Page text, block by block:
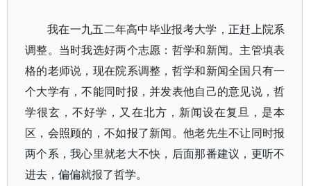
我在一九五二年高中毕业报考大学，正赶上院系
调整。当时我选好两个志愿：哲学和新闻。主管填表
格的老师说，现在院系调整，哲学和新闻全国只有一
个大学有，不能同时报，并发表他自己的意见说，哲
学很玄，不好学，又在北方，新闻设在复旦，是本
区，会照顾的，不如报了新闻。他老先生不让同时报
两个系，我心里就老大不快，后面那番建议，更听不
进去，偏偏就报了哲学。